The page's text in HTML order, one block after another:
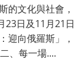
的文化與社會，
23日及11月21日
迎向俄羅斯」，
、每一場....